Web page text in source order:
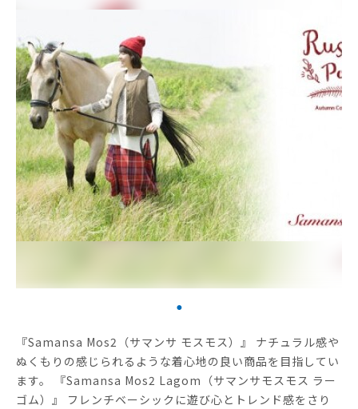
『Samansa Mos2（サマンサ モスモス）』 ナチュラル感や
ぬくもりの感じられるような着心地の良い商品を目指してい
ます。 『Samansa Mos2 Lagom（サマンサモスモス ラー
ゴム）』 フレンチベーシックに遊び心とトレンド感をさり